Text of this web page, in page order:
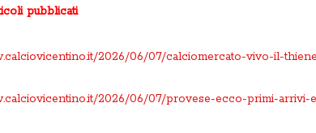
pubblicati
2026/06/07/calciomercato-vivo-il-
2026/06/07/provese-ecco-primi-arrivi-